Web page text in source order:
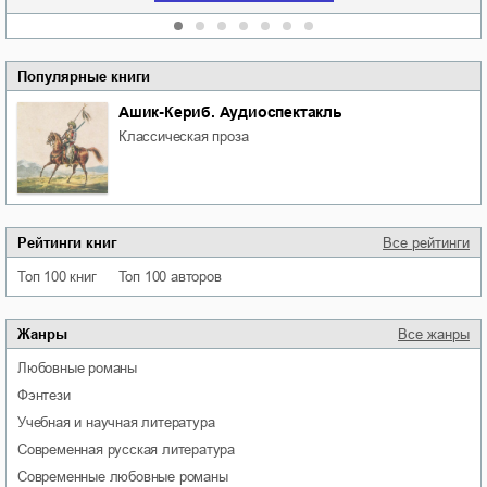
Популярные книги
Ашик-Кериб. Аудиоспектакль
классическая проза
Рейтинги книг Все рейтинги
Топ 100 книг Топ 100 авторов
Жанры Все жанры
любовные романы
фэнтези
учебная и научная литература
современная русская литература
современные любовные романы